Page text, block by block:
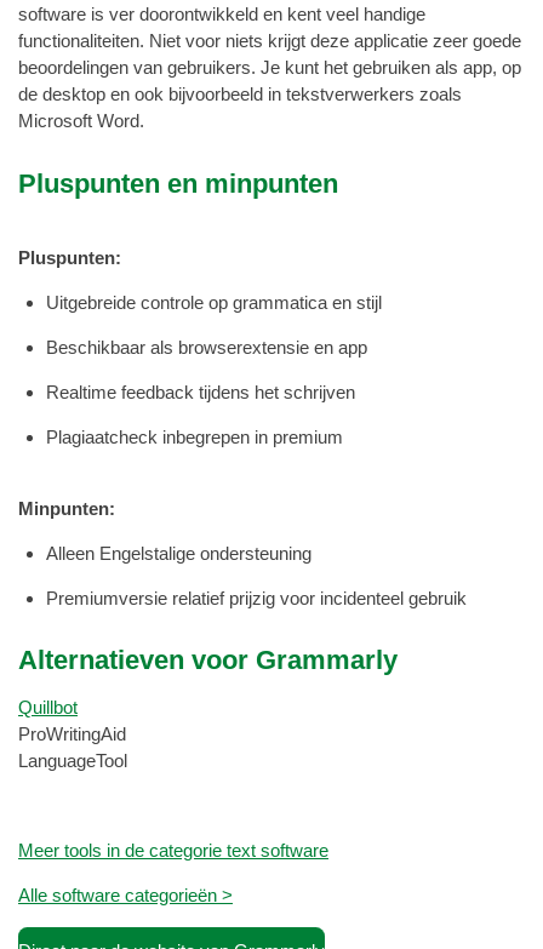
software is ver doorontwikkeld en kent veel handige
functionaliteiten. Niet voor niets krijgt deze applicatie zeer goede
beoordelingen van gebruikers. Je kunt het gebruiken als app, op
de desktop en ook bijvoorbeeld in tekstverwerkers zoals
Microsoft Word.
Pluspunten en minpunten
Pluspunten:
Uitgebreide controle op grammatica en stijl
Beschikbaar als browserextensie en app
Realtime feedback tijdens het schrijven
Plagiaatcheck inbegrepen in premium
Minpunten:
Alleen Engelstalige ondersteuning
Premiumversie relatief prijzig voor incidenteel gebruik
Alternatieven voor Grammarly
Quillbot
ProWritingAid
LanguageTool
Meer tools in de categorie text software
Alle software categorieën >